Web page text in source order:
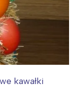
kawałki